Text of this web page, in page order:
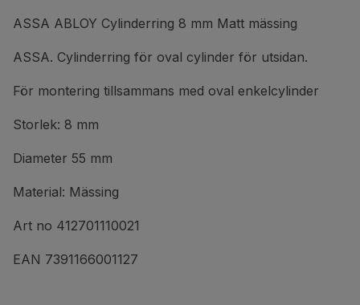
ASSA ABLOY Cylinderring 8 mm Matt mässing
ASSA. Cylinderring för oval cylinder för utsidan.
För montering tillsammans med oval enkelcylinder
Storlek: 8 mm
Diameter 55 mm
Material: Mässing
Art no 412701110021
EAN 7391166001127